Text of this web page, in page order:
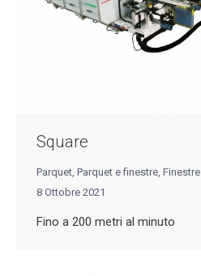
Square
Parquet, Parquet e finestre, Finestre
8 Ottobre 2021
Fino a 200 metri al minuto